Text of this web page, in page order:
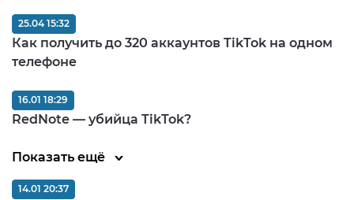
Как получить до 320 аккаунтов TikTok на одном
телефоне
25.04 15:32
RedNote — убийца TikTok?
16.01 18:29
Показать ещё
14.01 20:37